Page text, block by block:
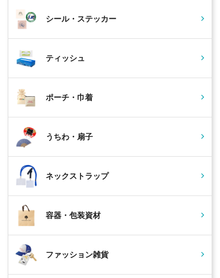
シール・ステッカー
ティッシュ
ポーチ・巾着
うちわ・扇子
ネックストラップ
容器・包装資材
ファッション雑貨